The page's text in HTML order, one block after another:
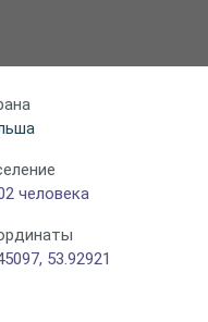
человека
53.92921